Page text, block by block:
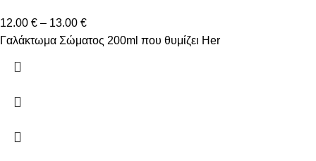
12.00 € – 13.00 €
Γαλάκτωμα Σώματος 200ml που θυμίζει Her